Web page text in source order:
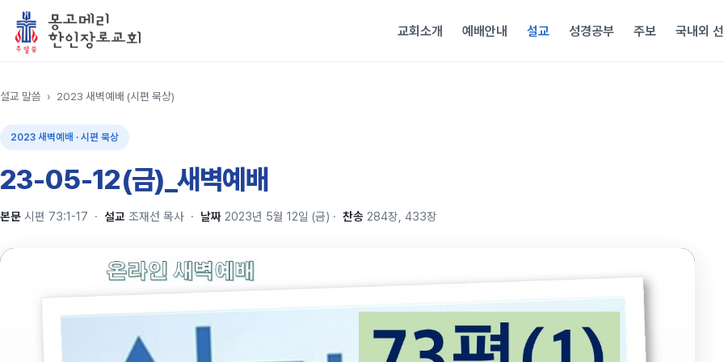
교회소개 예배안내 설교 성경공부 주보 국내외
설교 말씀 › 2023 새벽예배 (시편 묵상)
2023 새벽예배 · 시편 묵상
23-05-12(금)_새벽예배
본문 시편 73:1-17 · 설교 조재선 목사 · 날짜 2023년 5월 12일 (금) · 찬송 284장, 433장